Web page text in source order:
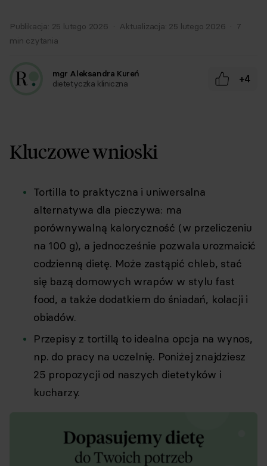
Publikacja: 25 lutego 2026 · Aktualizacja: 25 lutego 2026 · 7
min czytania
mgr Aleksandra Kureń
dietetyczka kliniczna
+4
Kluczowe wnioski
Tortilla to praktyczna i uniwersalna
alternatywa dla pieczywa: ma
porównywalną kaloryczność (w przeliczeniu
na 100 g), a jednocześnie pozwala urozmaicić
codzienną dietę. Może zastąpić chleb, stać
się bazą domowych wrapów w stylu fast
food, a także dodatkiem do śniadań, kolacji i
obiadów.
Przepisy z tortillą to idealna opcja na wynos,
np. do pracy na uczelnię. Poniżej znajdziesz
25 propozycji od naszych dietetyków i
kucharzy.